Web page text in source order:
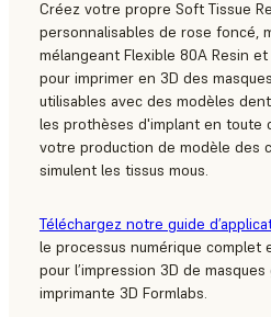
Créez votre propre Soft Tissue
personnalisables de rose foncé,
mélangeant Flexible 80A Resin
pour imprimer en 3D des
utilisables avec des modèles
les prothèses d'implant en toute
votre production de modèle des
simulent les tissus mous.
Téléchargez notre guide
le processus numérique complet
pour l’impression 3D de
imprimante 3D Formlabs.